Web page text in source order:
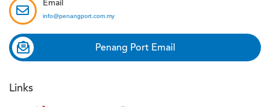
Email
info@penangport.com.my
Penang Port Email
Links